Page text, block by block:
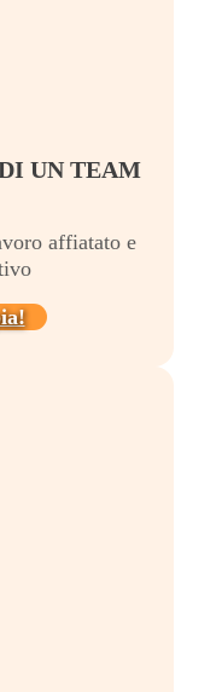
UN TEAM
affiatato e